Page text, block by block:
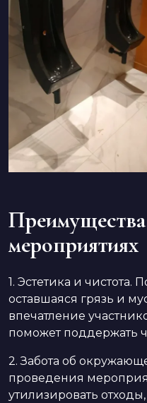
мероприятиях
1. Эстетика и чистота.
оставшаяся грязь и
впечатление
поможет поддержать
2. Забота об
проведения
утилизировать